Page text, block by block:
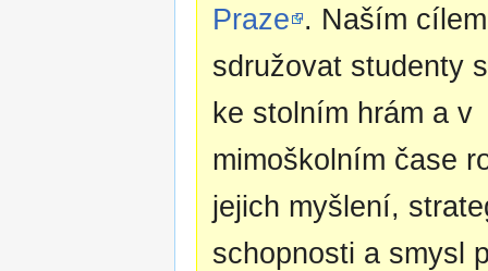
Praze . Naším
sdružovat studenty
ke stolním hrám a v
mimoškolním čase
jejich myšlení,
schopnosti a smysl